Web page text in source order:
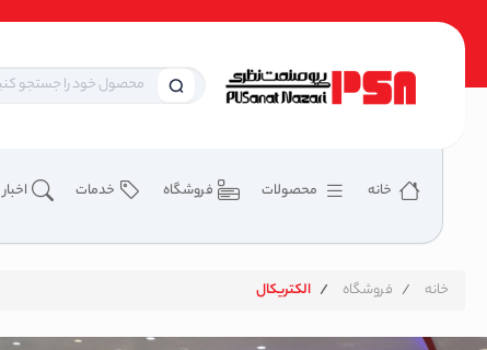
خانه محصولات فروشگاه خدمات اخبار
خانه فروشگاه الکتریکال